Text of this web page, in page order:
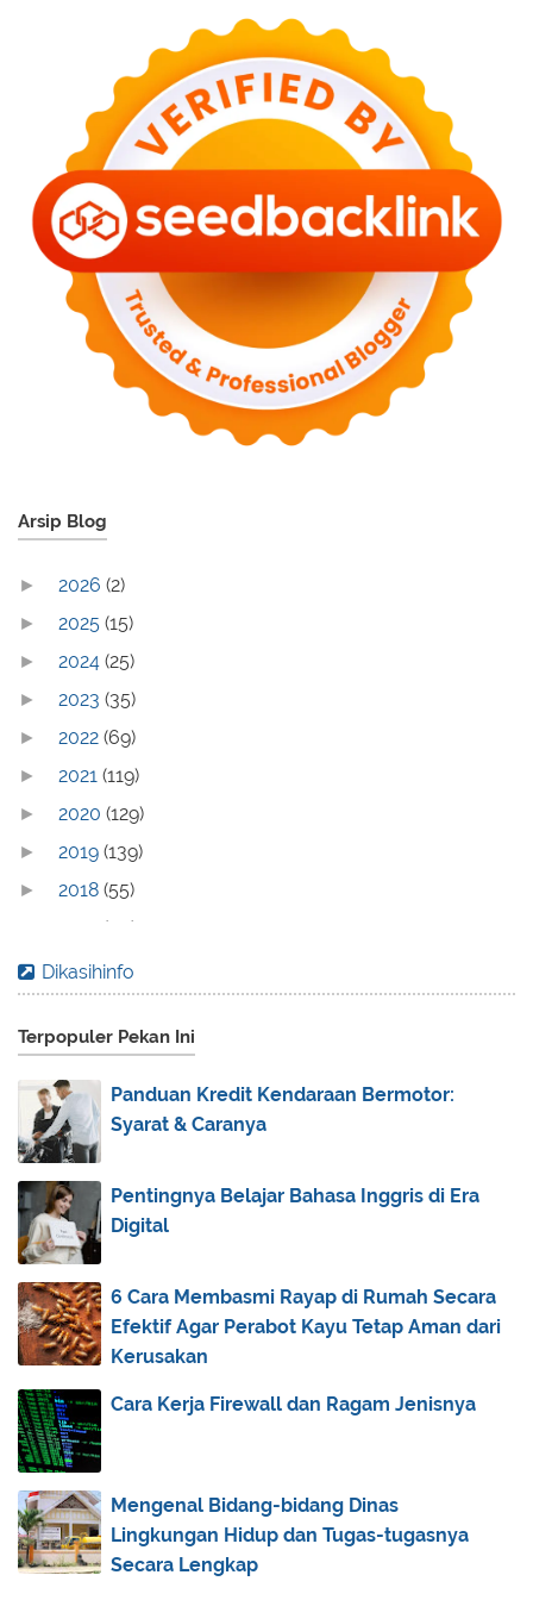
Arsip Blog
► 2026 (2)
► 2025 (15)
► 2024 (25)
► 2023 (35)
► 2022 (69)
► 2021 (119)
► 2020 (129)
► 2019 (139)
► 2018 (55)
(70)
► 2016(83)
► 2014(44)
► 2013
► 2012 (40)
► 2011
▼ 2010 (83)
► December
▼ November
Teladan dari Abu Hanifah
Cinta Ibunda
Belajar dari Khidhir As
Tobatnya Pembunuh 100 Orang
Berhenti berarti kalah!
Kisah Nyata dari Amman - Jordan
Ada Sajadah Panjang Terbentang
Dikasihinfo
Terpopuler Pekan Ini
Panduan Kredit Kendaraan Bermotor:
Syarat & Caranya
Pentingnya Belajar Bahasa Inggris di Era
Digital
6 Cara Membasmi Rayap di Rumah Secara
Efektif Agar Perabot Kayu Tetap Aman dari
Kerusakan
Cara Kerja Firewall dan Ragam Jenisnya
Mengenal Bidang-bidang Dinas
Lingkungan Hidup dan Tugas-tugasnya
Secara Lengkap